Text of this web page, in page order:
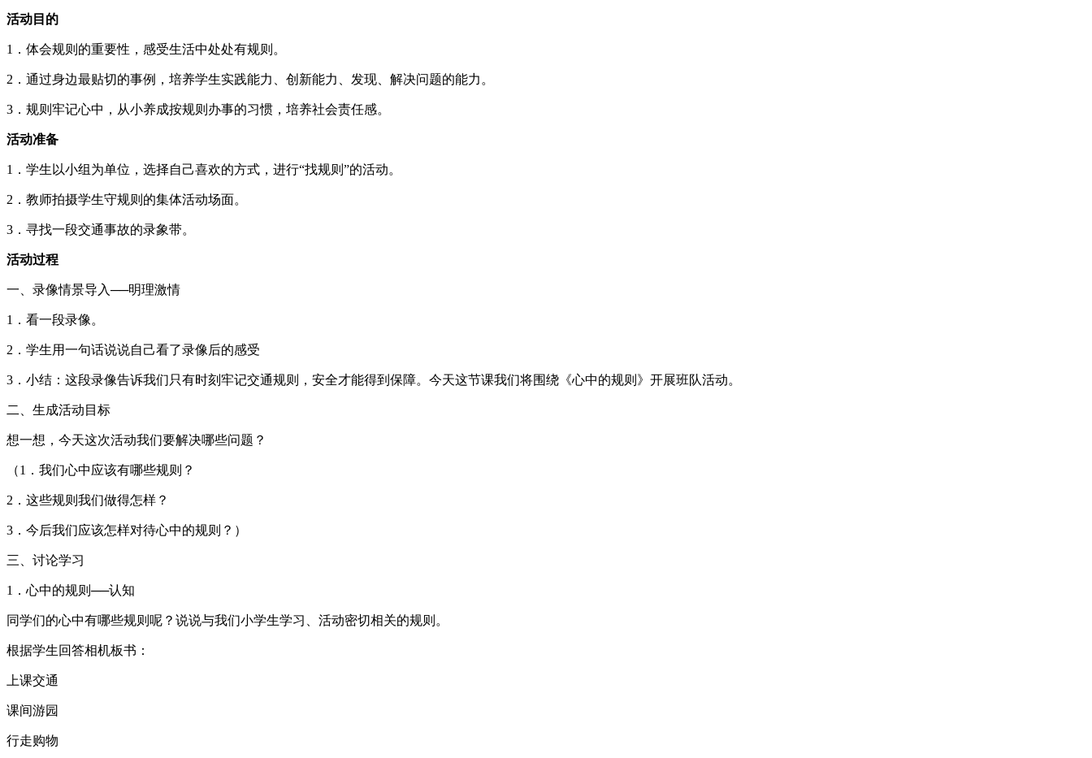
活动目的
1．体会规则的重要性，感受生活中处处有规则。
2．通过身边最贴切的事例，培养学生实践能力、创新能力、发现、解决问题的能力。
3．规则牢记心中，从小养成按规则办事的习惯，培养社会责任感。
活动准备
1．学生以小组为单位，选择自己喜欢的方式，进行“找规则”的活动。
2．教师拍摄学生守规则的集体活动场面。
3．寻找一段交通事故的录象带。
活动过程
一、录像情景导入──明理激情
1．看一段录像。
2．学生用一句话说说自己看了录像后的感受
3．小结：这段录像告诉我们只有时刻牢记交通规则，安全才能得到保障。今天这节课我们将围绕《心中的规则》开展班队活动。
二、生成活动目标
想一想，今天这次活动我们要解决哪些问题？
（1．我们心中应该有哪些规则？
2．这些规则我们做得怎样？
3．今后我们应该怎样对待心中的规则？）
三、讨论学习
1．心中的规则──认知
同学们的心中有哪些规则呢？说说与我们小学生学习、活动密切相关的规则。
根据学生回答相机板书：
上课交通
课间游园
行走购物